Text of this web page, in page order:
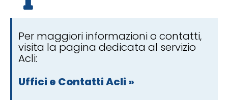
Per maggiori informazioni o contatti,
visita la pagina dedicata al servizio
Acli:
Uffici e Contatti Acli »